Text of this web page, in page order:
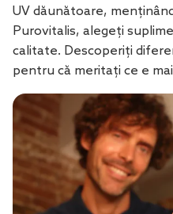
UV dăunătoare,
Purovitalis, alegeți
calitate. Descoperiți
pentru că meritați ce e